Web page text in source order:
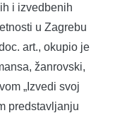
i izvedbenih
u Zagrebu
art., okupio je
žanrovski,
„Izvedi svoj
predstavljanju